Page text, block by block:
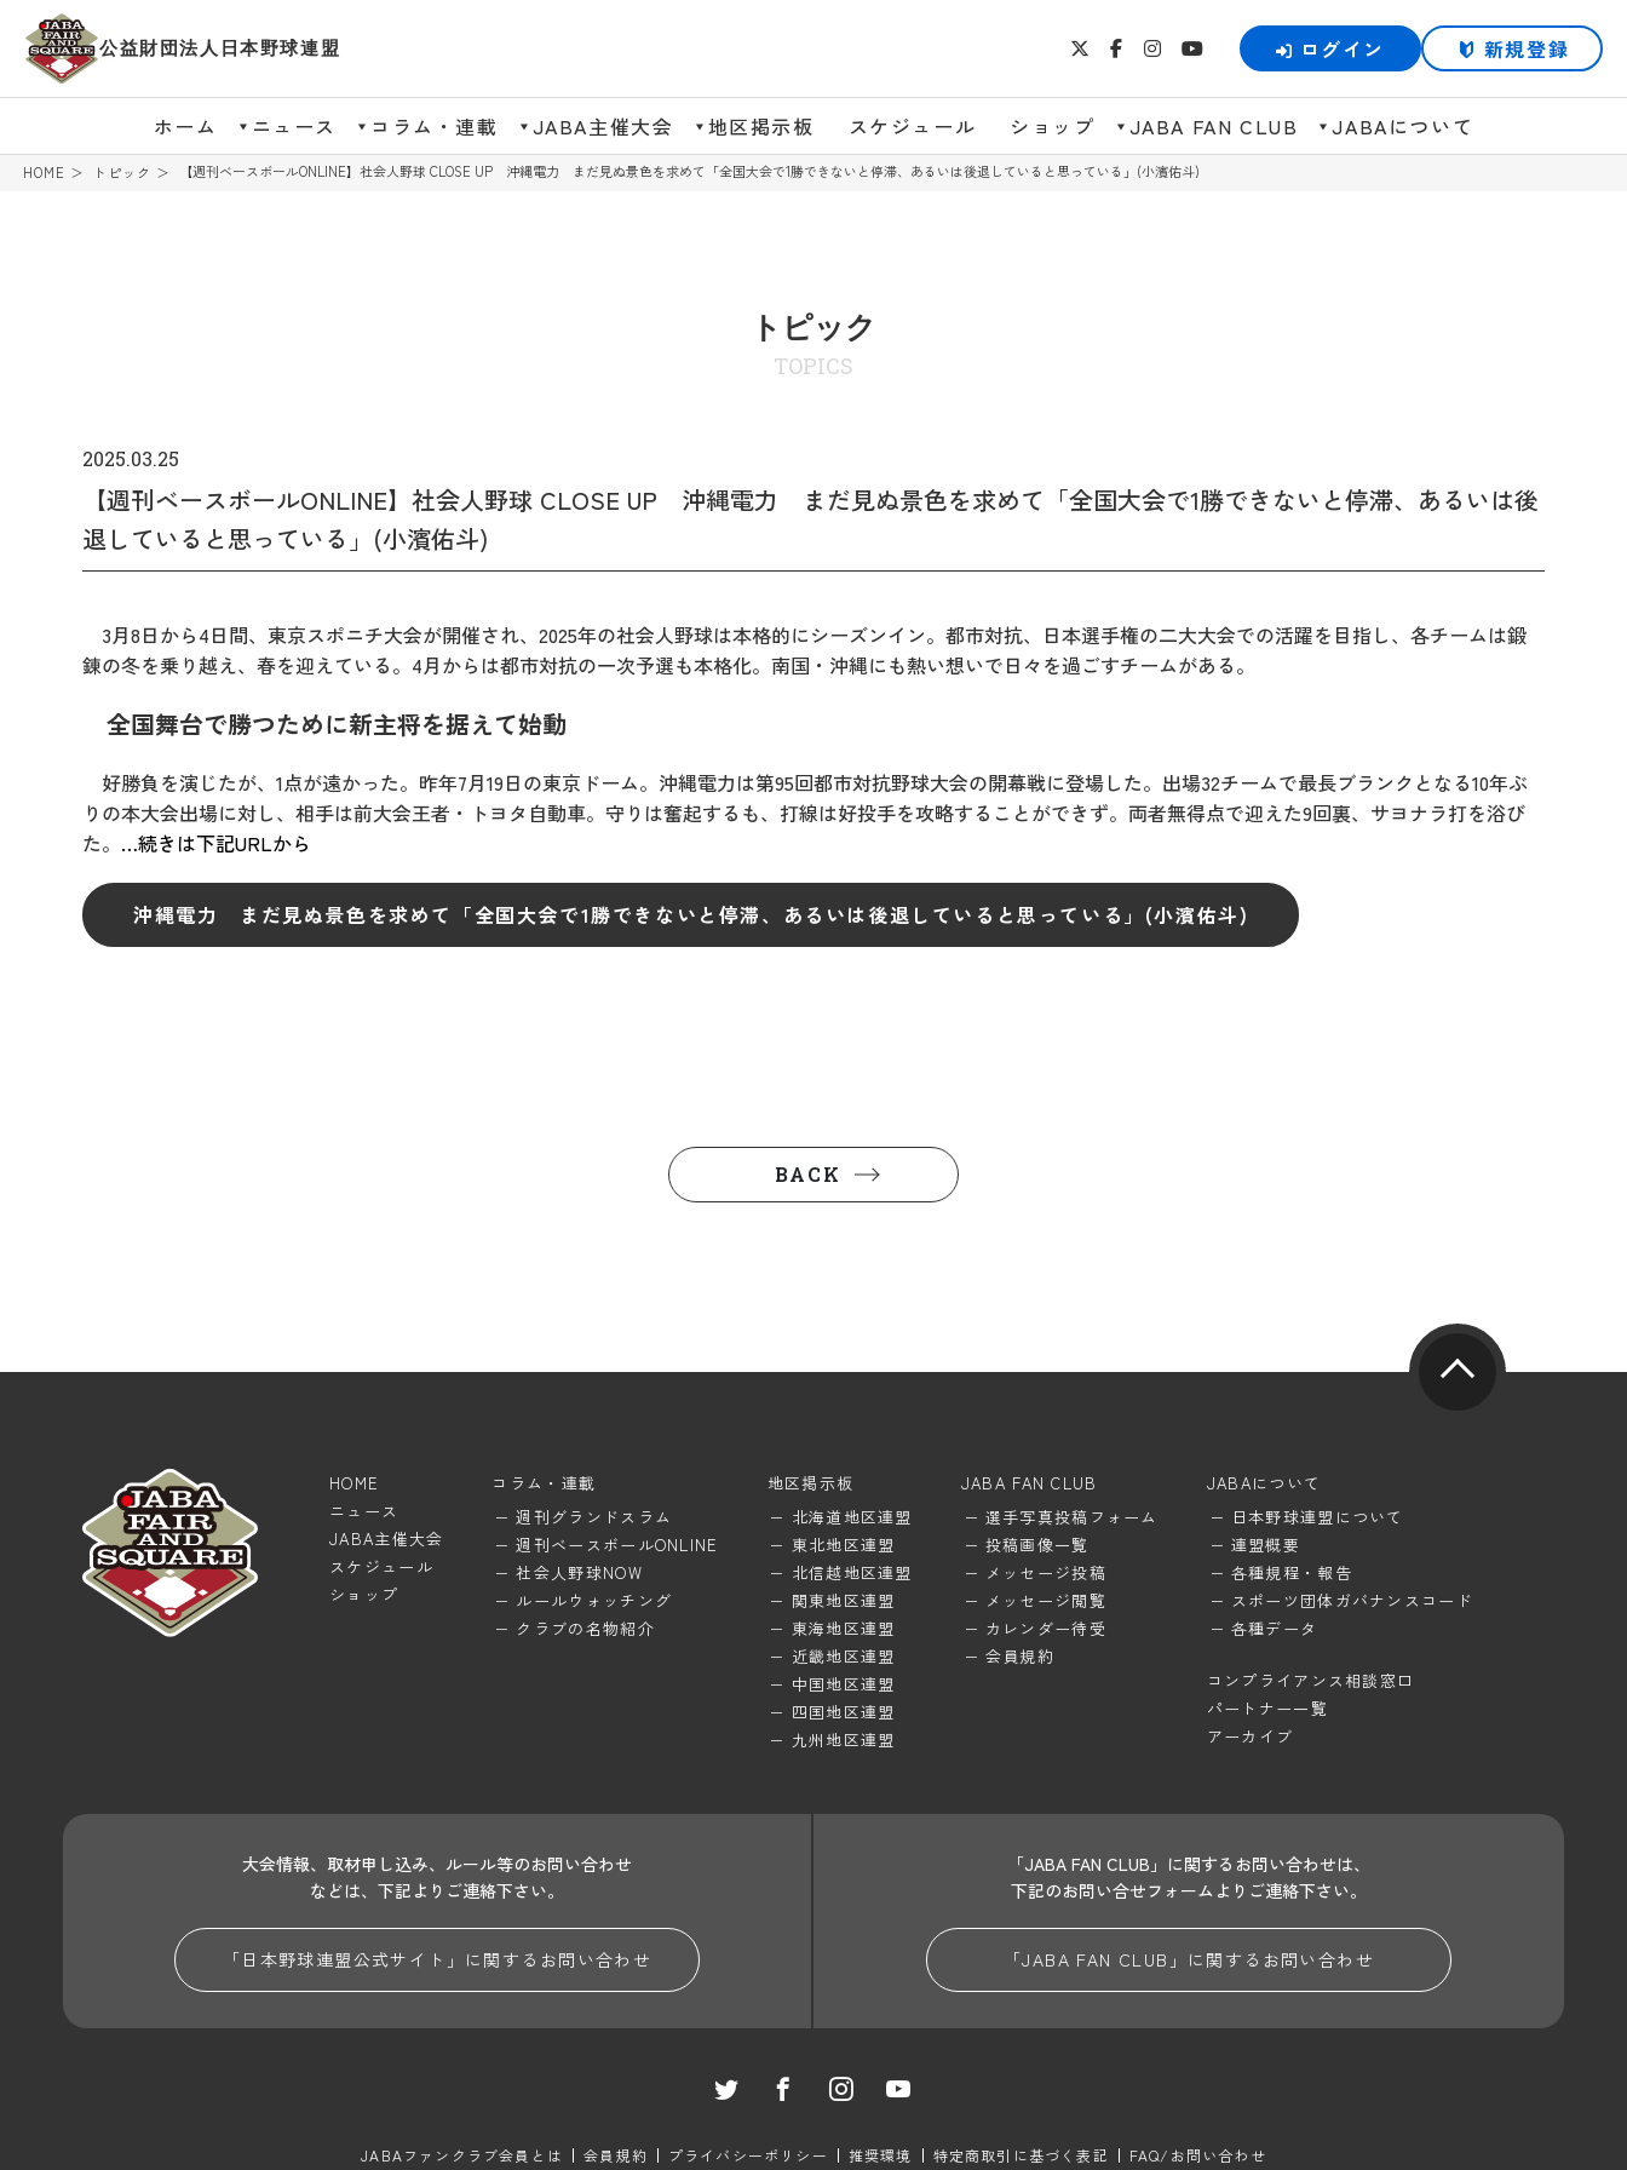
公益財団法人日本野球連盟 ログイン 新規登録
ホーム ニュース コラム・連載 JABA主催大会 地区掲示板 スケジュール ショップ JABA FAN CLUB JABAについて
HOME トピック 【週刊ベースボールONLINE】社会人野球 CLOSE UP 沖縄電力 まだ見ぬ景色を求めて「全国大会で1勝できないと停滞、あるいは後退していると思っている」(小濱佑斗)
トピック
TOPICS
2025.03.25
【週刊ベースボールONLINE】社会人野球 CLOSE UP 沖縄電力 まだ見ぬ景色を求めて「全国大会で1勝できないと停滞、あるいは後
退していると思っている」(小濱佑斗)
3月8日から4日間、東京スポニチ大会が開催され、2025年の社会人野球は本格的にシーズンイン。都市対抗、日本選手権の二大大会での活躍を目指し、各チームは鍛
錬の冬を乗り越え、春を迎えている。4月からは都市対抗の一次予選も本格化。南国・沖縄にも熱い想いで日々を過ごすチームがある。
全国舞台で勝つために新主将を据えて始動
好勝負を演じたが、1点が遠かった。昨年7月19日の東京ドーム。沖縄電力は第95回都市対抗野球大会の開幕戦に登場した。出場32チームで最長ブランクとなる10年ぶ
りの本大会出場に対し、相手は前大会王者・トヨタ自動車。守りは奮起するも、打線は好投手を攻略することができず。両者無得点で迎えた9回裏、サヨナラ打を浴び
た。 …続きは下記URLから
沖縄電力 まだ見ぬ景色を求めて「全国大会で1勝できないと停滞、あるいは後退していると思っている」(小濱佑斗)
BACK
HOME
ニュース
JABA主催大会
スケジュール
ショップ
コラム・連載
週刊グランドスラム
週刊ベースボールONLINE
社会人野球NOW
ルールウォッチング
クラブの名物紹介
地区掲示板
北海道地区連盟
東北地区連盟
北信越地区連盟
関東地区連盟
東海地区連盟
近畿地区連盟
中国地区連盟
四国地区連盟
九州地区連盟
JABA FAN CLUB
選手写真投稿フォーム
投稿画像一覧
メッセージ投稿
メッセージ閲覧
カレンダー待受
会員規約
JABAについて
日本野球連盟について
連盟概要
各種規程・報告
スポーツ団体ガバナンスコード
各種データ
コンプライアンス相談窓口
パートナー一覧
アーカイブ
大会情報、取材申し込み、ルール等のお問い合わせ
などは、下記よりご連絡下さい。
「日本野球連盟公式サイト」に関する お問い合わせ
「JABA FAN CLUB」に関するお問い合わせは、
下記のお問い合せフォームよりご連絡下さい。
「JABA FAN CLUB」に関する お問い合わせ
JABAファンクラブ会員とは 会員規約 プライバシーポリシー 推奨環境 特定商取引に基づく表記 FAQ/お問い合わせ